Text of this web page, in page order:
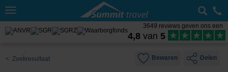
Toggle
3649 reviews geven ons een
4,8 van 5
< Zoekresultaat Bewaren Delen